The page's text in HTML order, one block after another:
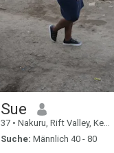
Sue
37 • Nakuru, Rift Valley, Kenia
Suche: Männlich 40 - 80